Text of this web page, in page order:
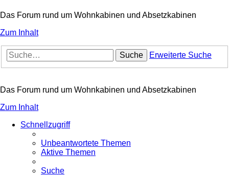
Das Forum rund um Wohnkabinen und Absetzkabinen
Zum Inhalt
Suche Erweiterte Suche
Das Forum rund um Wohnkabinen und Absetzkabinen
Zum Inhalt
Schnellzugriff
Unbeantwortete Themen
Aktive Themen
Suche